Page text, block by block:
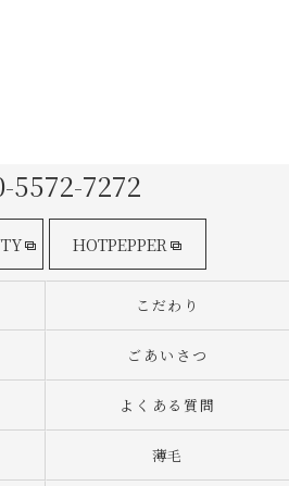
5572-7272
HOTPEPPER
こだわり
ごあいさつ
よくある質問
薄毛